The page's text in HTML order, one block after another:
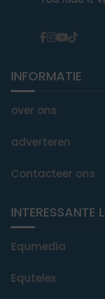
INFORMATIE
over ons
adverteren
Contacteer ons
INTERESSANTE
Equmedia
Equtelex